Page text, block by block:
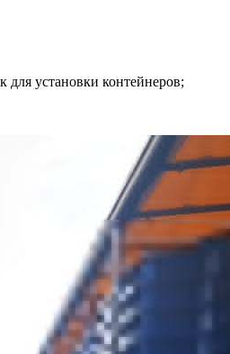
установки контейнеров;